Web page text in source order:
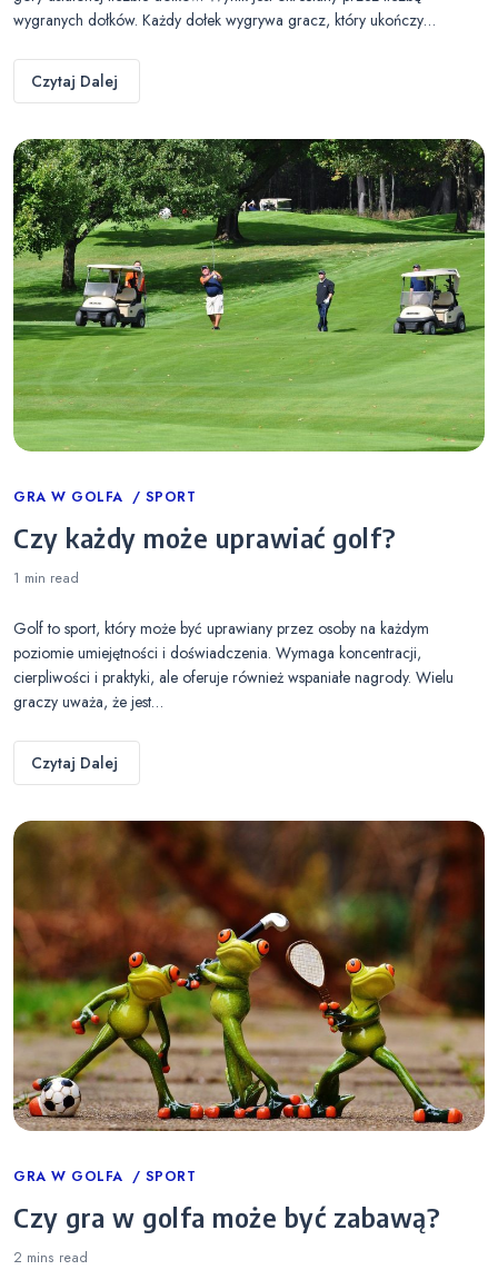
wygranych dołków. Każdy dołek wygrywa gracz, który ukończy…
Czytaj Dalej
Categories
GRA W GOLFA SPORT
Czy każdy może uprawiać golf?
1 min read
Golf to sport, który może być uprawiany przez osoby na każdym
poziomie umiejętności i doświadczenia. Wymaga koncentracji,
cierpliwości i praktyki, ale oferuje również wspaniałe nagrody. Wielu
graczy uważa, że jest…
Czytaj Dalej
Categories
GRA W GOLFA SPORT
Czy gra w golfa może być zabawą?
2 mins read